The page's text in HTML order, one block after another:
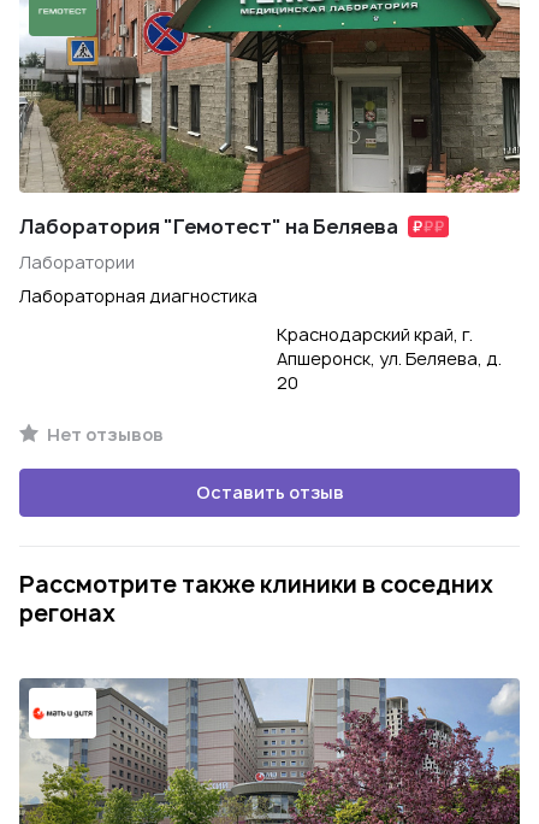
Лаборатория "Гемотест" на Беляева
Лаборатории
Лабораторная диагностика
Краснодарский край, г.
Апшеронск, ул. Беляева, д.
20
Нет отзывов
Оставить отзыв
Рассмотрите также клиники в соседних
регонах